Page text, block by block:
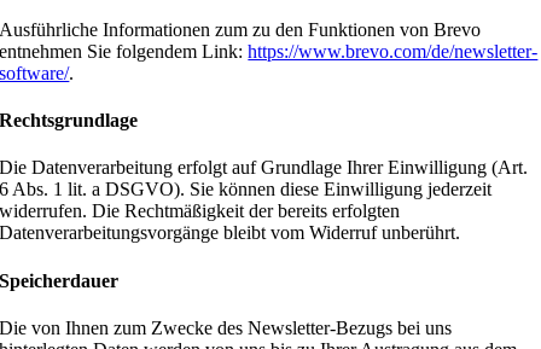
Ausführliche Informationen zum zu den Funktionen von Brevo
entnehmen Sie folgendem Link:https://www.brevo.com/de/newsletter-
software/.
Rechtsgrundlage
Die Datenverarbeitung erfolgt auf Grundlage Ihrer Einwilligung (Art.
6 Abs. 1 lit. a DSGVO). Sie können diese Einwilligung jederzeit
widerrufen. Die Rechtmäßigkeit der bereits erfolgten
Datenverarbeitungsvorgänge bleibt vom Widerruf unberührt.
Speicherdauer
Die von Ihnen zum Zwecke des Newsletter-Bezugs bei uns